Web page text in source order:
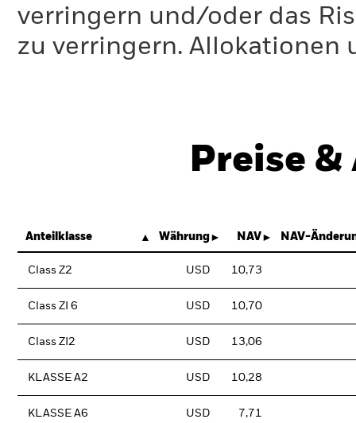
verringern und/oder das
zu verringern. Allokationen
Preise
Anteilklasse Währung NAV NAV-
Class Z2 USD 10,73
Class ZI 6 USD 10,70
Class ZI2 USD 13,06
KLASSE A2 USD 10,28
KLASSE A6 USD 7,71